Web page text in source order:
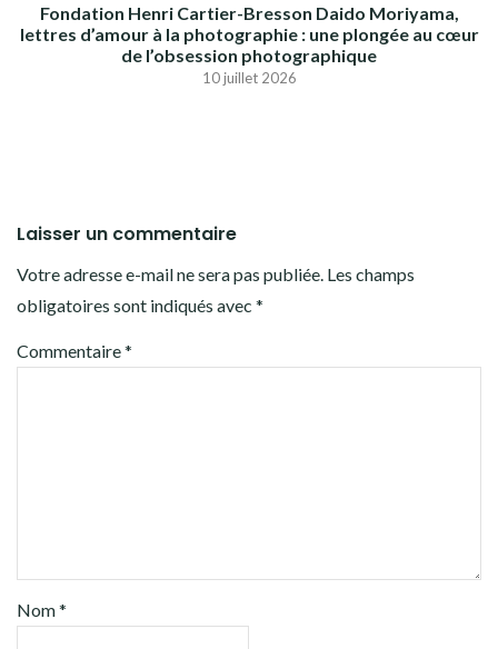
Fondation Henri Cartier-Bresson Daido Moriyama,
lettres d’amour à la photographie : une plongée au cœur
de l’obsession photographique
10 juillet 2026
Laisser un commentaire
Votre adresse e-mail ne sera pas publiée. Les champs
obligatoires sont indiqués avec *
Commentaire*
Nom*